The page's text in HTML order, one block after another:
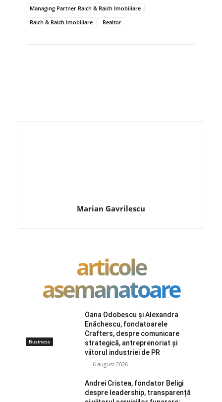
Managing Partner Raich & Raich Imobiliare
Raich & Raich Imobiliare
Realtor
Marian Gavrilescu
articole
asemanatoare
Business
Oana Odobescu și Alexandra
Enăchescu, fondatoarele
Crafters, despre comunicare
strategică, antreprenoriat și
viitorul industriei de PR
6 august 2026
Andrei Cristea, fondator Beligi
despre leadership, transparență